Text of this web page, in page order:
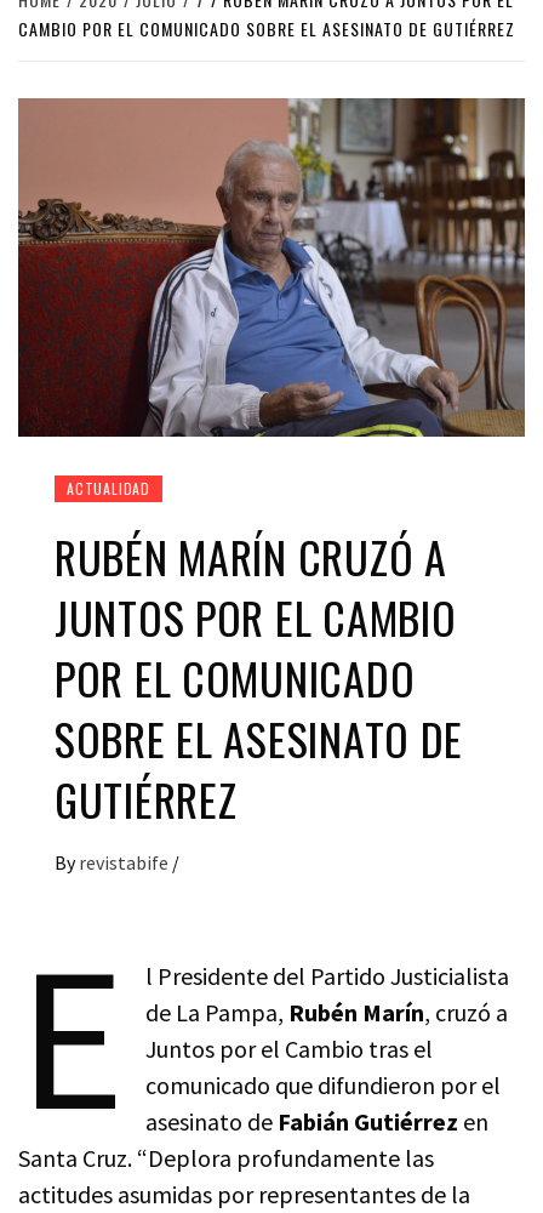
CAMBIO POR EL COMUNICADO SOBRE EL ASESINATO DE GUTIÉRREZ
ACTUALIDAD
RUBÉN MARÍN CRUZÓ A
JUNTOS POR EL CAMBIO
POR EL COMUNICADO
SOBRE EL ASESINATO DE
GUTIÉRREZ
By revistabife /
E
l Presidente del Partido Justicialista
de La Pampa, Rubén Marín, cruzó a
Juntos por el Cambio tras el
comunicado que difundieron por el
asesinato de Fabián Gutiérrez en
Santa Cruz. “Deplora profundamente las
actitudes asumidas por representantes de la